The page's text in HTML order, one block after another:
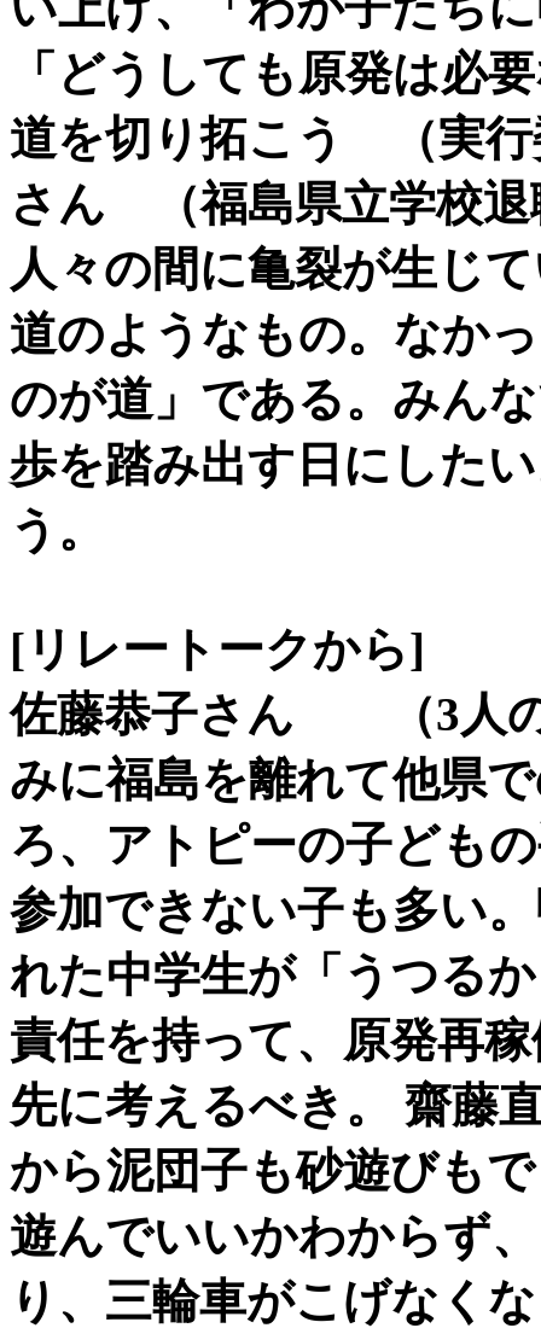
「どうしても原発は必
道を切り拓こう （実
さん （福島県立学校退
人々の間に亀裂が生じ
道のようなもの。なか
のが道」である。みん
歩を踏み出す日にした
う。
[リレートークから]
佐藤恭子さん （3人
みに福島を離れて他県
ろ、アトピーの子ども
参加できない子も多い
れた中学生が「うつる
責任を持って、原発再
先に考えるべき。 齋藤
から泥団子も砂遊びも
遊んでいいかわからず
り、三輪車がこげなく